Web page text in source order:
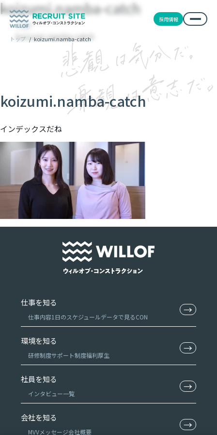
採用情報
トップ / koizumi.namba-catch
koizumi.namba-catch
TOP
koizumi.namba-catch
koizumi.namba-catch
インデックスだね
仕事を知る
仕事内容1日のスケジュールデータで見るCON
→
環境を知る
研修制度サポート制度福利厚生
→
社員を知る
インタビュー一覧
→
会社を知る
MVVメッセージ会社概要
→